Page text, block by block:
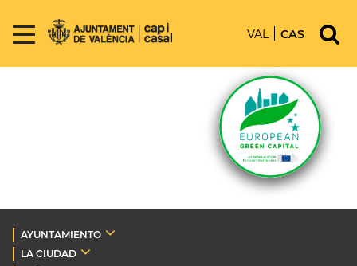
VAL CAS
AYUNTAMIENTO
LA CIUDAD